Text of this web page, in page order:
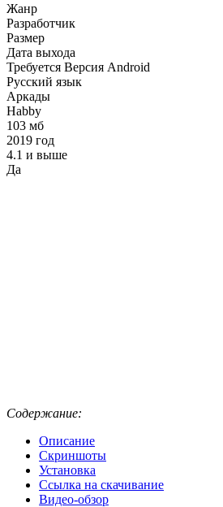
Жанр
Разработчик
Размер
Дата выхода
Требуется Версия Android
Русский язык
Аркады
Habby
103 мб
2019 год
4.1 и выше
Да
Содержание:
Описание
Скриншоты
Установка
Ссылка на скачивание
Видео-обзор